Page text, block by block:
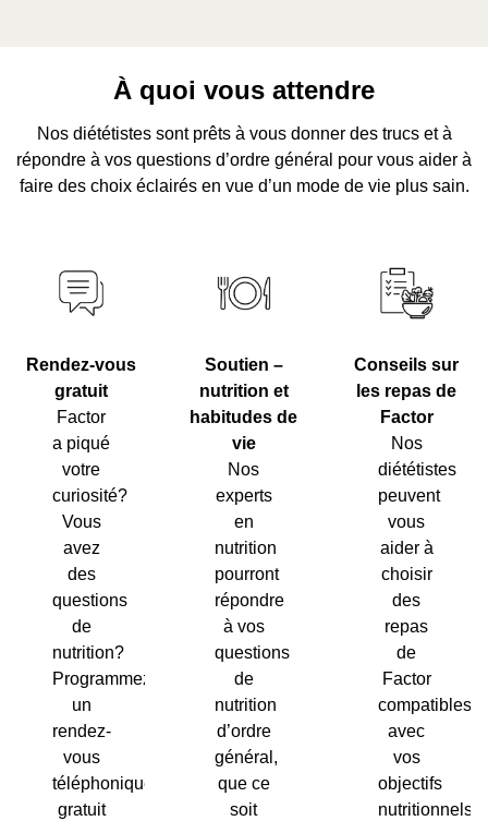
À quoi vous attendre
Nos diététistes sont prêts à vous donner des trucs et à
répondre à vos questions d’ordre général pour vous aider à
faire des choix éclairés en vue d’un mode de vie plus sain.
Rendez-vous
gratuit
Factor
a piqué
votre
curiosité?
Vous
avez
des
questions
de
nutrition?
Programmez
un
rendez-
vous
téléphonique
gratuit
Soutien –
nutrition et
habitudes de
vie
Nos
experts
en
nutrition
pourront
répondre
à vos
questions
de
nutrition
d’ordre
général,
que ce
soit
Conseils sur
les repas de
Factor
Nos
diététistes
peuvent
vous
aider à
choisir
des
repas
de
Factor
compatibles
avec
vos
objectifs
nutritionnels,